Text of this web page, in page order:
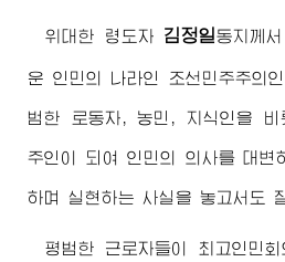
위대한 령도자 김정일동지께서
운 인민의 나라인 조선민주주의
범한 로동자, 농민, 지식인을 비
주인이 되여 인민의 의사를 대변
하며 실현하는 사실을 놓고서도
평범한 근로자들이 최고인민